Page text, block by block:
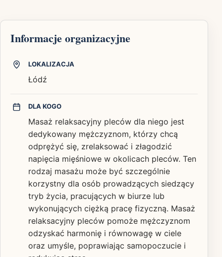
Informacje organizacyjne
LOKALIZACJA
Łódź
DLA KOGO
Masaż relaksacyjny pleców dla niego jest
dedykowany mężczyznom, którzy chcą
odprężyć się, zrelaksować i złagodzić
napięcia mięśniowe w okolicach pleców. Ten
rodzaj masażu może być szczególnie
korzystny dla osób prowadzących siedzący
tryb życia, pracujących w biurze lub
wykonujących ciężką pracę fizyczną. Masaż
relaksacyjny pleców pomoże mężczyznom
odzyskać harmonię i równowagę w ciele
oraz umyśle, poprawiając samopoczucie i